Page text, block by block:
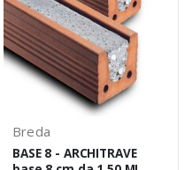
Breda
BASE 8 - ARCHITRAVE